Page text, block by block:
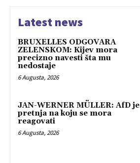
Latest news
BRUXELLES ODGOVARA
ZELENSKOM: Kijev mora
precizno navesti šta mu
nedostaje
6 Augusta, 2026
JAN-WERNER MÜLLER: AfD je
pretnja na koju se mora
reagovati
6 Augusta, 2026